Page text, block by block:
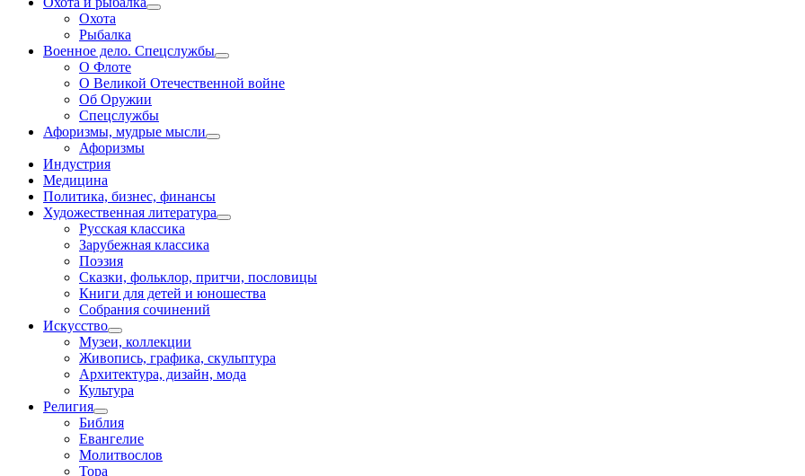
Охота
Рыбалка
Военное дело. Спецслужбы
О Флоте
О Великой Отечественной войне
Об Оружии
Спецслужбы
Афоризмы, мудрые мысли
Афоризмы
Индустрия
Медицина
Политика, бизнес, финансы
Художественная литература
Русская классика
Зарубежная классика
Поэзия
Сказки, фольклор, притчи, пословицы
Книги для детей и юношества
Собрания сочинений
Искусство
Музеи, коллекции
Живопись, графика, скульптура
Архитектура, дизайн, мода
Культура
Религия
Библия
Евангелие
Молитвослов
Тора